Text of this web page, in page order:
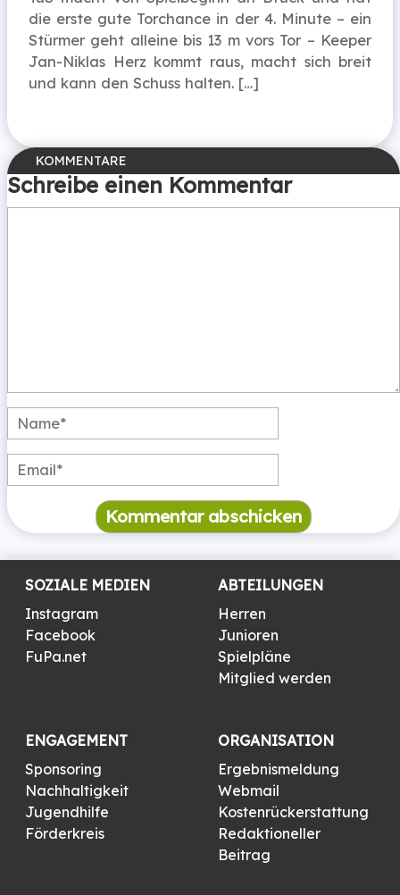
die erste gute Torchance in der 4. Minute – ein
Stürmer geht alleine bis 13 m vors Tor – Keeper
Jan-Niklas Herz kommt raus, macht sich breit
und kann den Schuss halten. […]
Schreibe einen Kommentar
SOZIALE MEDIEN
Instagram
Facebook
FuPa.net
ABTEILUNGEN
Herren
Junioren
Spielpläne
Mitglied werden
ENGAGEMENT
Sponsoring
Nachhaltigkeit
Jugendhilfe
Förderkreis
ORGANISATION
Ergebnismeldung
Webmail
Kostenrückerstattung
Redaktioneller
Beitrag